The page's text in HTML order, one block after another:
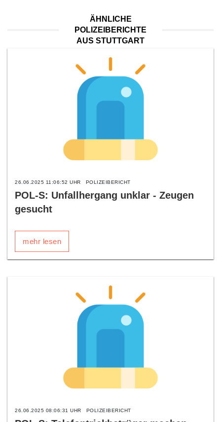
ÄHNLICHE
POLIZEIBERICHTE
AUS STUTTGART
26.06.2025 11:06:52 UHR POLIZEIBERICHT
POL-S: Unfallhergang unklar - Zeugen
gesucht
mehr lesen
26.06.2025 08:06:31 UHR POLIZEIBERICHT